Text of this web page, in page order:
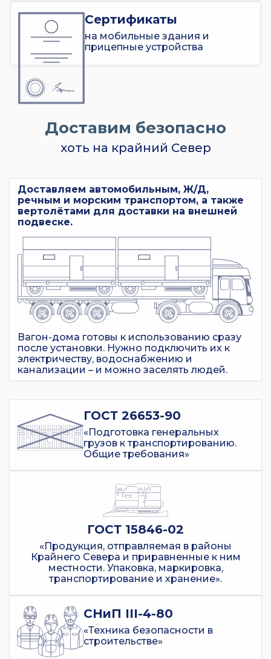
Сертификаты
на мобильные здания и
прицепные устройства
Доставим безопасно
хоть на крайний Север
Доставляем автомобильным, Ж/Д,
речным и морским транспортом, а также
вертолётами для доставки на внешней
подвеске.
Вагон-дома готовы к использованию сразу
после установки. Нужно подключить их к
электричеству, водоснабжению и
канализации – и можно заселять людей.
ГОСТ 26653-90
«Подготовка генеральных
грузов к транспортированию.
Общие требования»
ГОСТ 15846-02
«Продукция, отправляемая в районы
Крайнего Севера и приравненные к ним
местности. Упаковка, маркировка,
транспортирование и хранение».
СНиП III-4-80
«Техника безопасности в
строительстве»